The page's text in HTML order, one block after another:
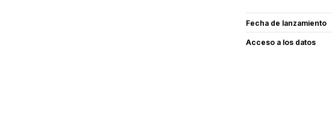
Fecha de lanzamiento
Acceso a los datos